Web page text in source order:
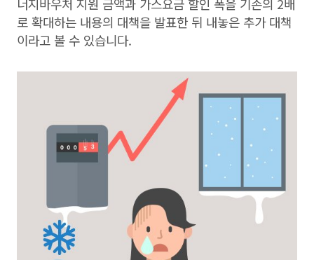
로 확대하는 내용의 대책을 발표한 뒤 내놓은 추가 대책
이라고 볼 수 있습니다.